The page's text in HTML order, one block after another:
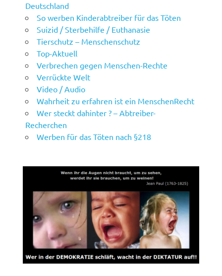
Deutschland
So werben Kinderabtreiber für das Töten
Suizid / Sterbehilfe / Euthanasie
Tierschutz – Menschenschutz
Top-Aktuell
Verbrechen gegen Menschen-Rechte
Verrückte Welt
Video / Audio
Wahrheit zu erfahren ist ein MenschenRecht
Wer steckt dahinter ? – Abtreiber-
Recherchen
Werben für das Töten nach §218